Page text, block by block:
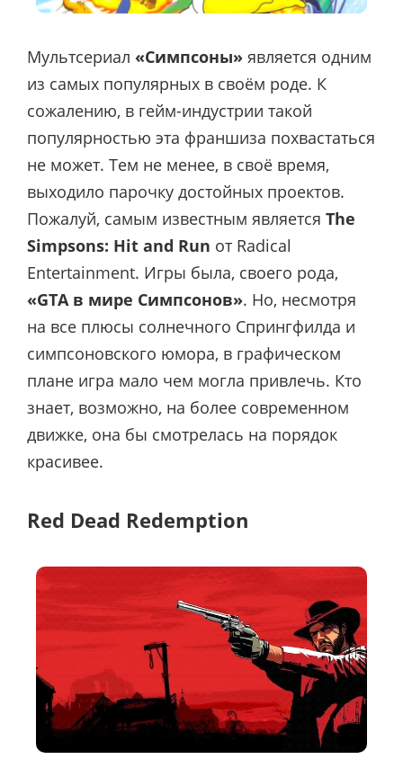
Мультсериал «Симпсоны» является одним
из самых популярных в своём роде. К
сожалению, в гейм-индустрии такой
популярностью эта франшиза похвастаться
не может. Тем не менее, в своё время,
выходило парочку достойных проектов.
Пожалуй, самым известным является The
Simpsons: Hit and Run от Radical
Entertainment. Игры была, своего рода,
«GTA в мире Симпсонов». Но, несмотря
на все плюсы солнечного Спрингфилда и
симпсоновского юмора, в графическом
плане игра мало чем могла привлечь. Кто
знает, возможно, на более современном
движке, она бы смотрелась на порядок
красивее.
Red Dead Redemption